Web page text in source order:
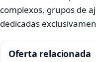
complexos, grupos de
dedicadas
Oferta relacionada